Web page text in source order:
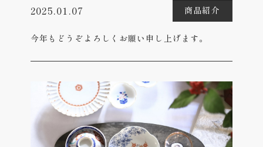
2025.01.07 商品紹介
今年もどうぞよろしくお願い申し上げます。